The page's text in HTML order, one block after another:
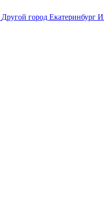
Другой город Екатеринбург